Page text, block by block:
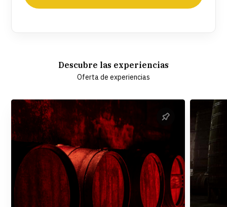
Descubre las experiencias
Oferta de experiencias